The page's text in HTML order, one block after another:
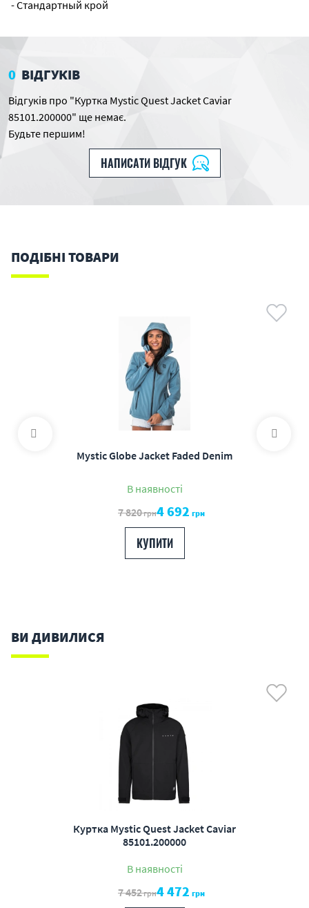
- Стандартный крой
0 ВІДГУКІВ
Відгуків про "Куртка Mystic Quest Jacket Caviar
85101.200000" ще немає.
Будьте першим!
НАПИСАТИ ВІДГУК
ПОДІБНІ ТОВАРИ
Mystic Globe Jacket Faded Denim
В наявності
7 820грн4 692 грн
КУПИТИ
ВИ ДИВИЛИСЯ
Куртка Mystic Quest Jacket Caviar
85101.200000
В наявності
7 452грн4 472 грн